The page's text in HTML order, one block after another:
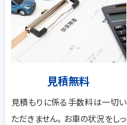
見積無料
見積もりに係る手数料は一切い
ただきません。お車の状況をしっ